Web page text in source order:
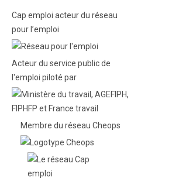
Cap emploi acteur du réseau
pour l’emploi
Acteur du service public de
l'emploi piloté par
Membre du réseau Cheops